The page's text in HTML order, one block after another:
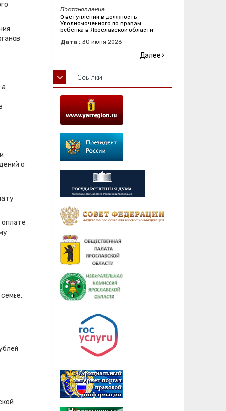
а
о
оплате
Постановление
О вступлении в должность
Уполномоченного по правам
ребенка в Ярославской области
Дата : 30 июня 2026
Далее
Ссылки